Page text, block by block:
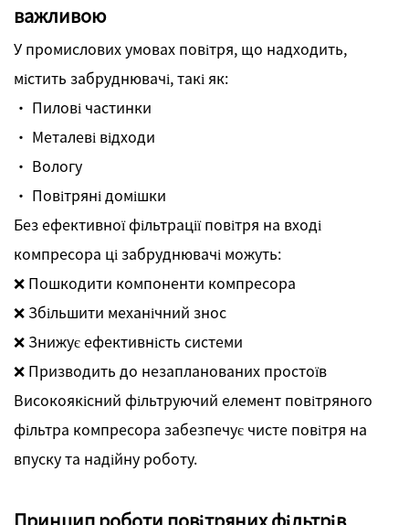
важливою
У промислових умовах повітря, що надходить,
містить забруднювачі, такі як:
· Пилові частинки
· Металеві відходи
· Вологу
· Повітряні домішки
Без ефективної фільтрації повітря на вході
компресора ці забруднювачі можуть:
❌ Пошкодити компоненти компресора
❌ Збільшити механічний знос
❌ Знижує ефективність системи
❌ Призводить до незапланованих простоїв
Високоякісний фільтруючий елемент повітряного
фільтра компресора забезпечує чисте повітря на
впуску та надійну роботу.
Принцип роботи повітряних фільтрів